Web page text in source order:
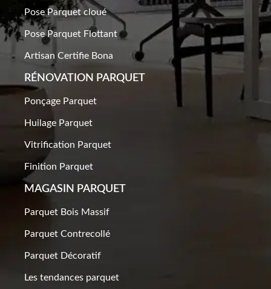
commerciaux, car elles peuvent
varier.
+33 7 49 71 10 38 Devis Gratuit
les mesures et les certifications
doivent toujours être vérifiées auprès
d'un de nos commerciaux, car elles
sont sujettes à variations.
+33 7 49 71 10 38 Devis Gratuit
Pose Parquet cloué
Pose Parquet Flottant
Artisan Certifie Bona
RÉNOVATION PARQUET​
Ponçage Parquet
Huilage Parquet
Vitrification Parquet
Finition Parquet
MAGASIN PARQUET
Parquet Bois Massif
Parquet Contrecollé
Parquet Décoratif
Les tendances parquet